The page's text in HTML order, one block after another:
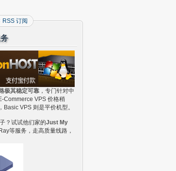
RSS 订阅
极其稳定可靠 ，专门针对中
Commerce VPS 价格稍
Basic VPS 则是平价机型。
？试试他们家的Just My
等服务，走高质量线路，